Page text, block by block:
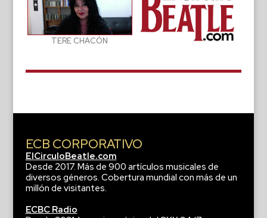
TERE CHACÓN
ECB CORPORATIVO
ElCirculoBeatle.com
Desde 2017. Más de 900 artículos musicales de
diversos géneros. Cobertura mundial con más de un
millón de visitantes.
ECBC Radio